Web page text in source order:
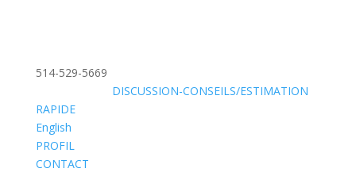
514-529-5669
DISCUSSION-CONSEILS/ESTIMATION
RAPIDE
English
PROFIL
CONTACT